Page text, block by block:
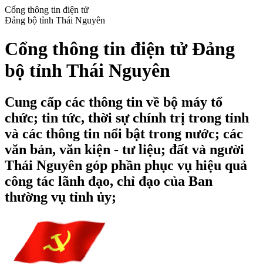
Cổng thông tin điện tử
Đảng bộ tỉnh Thái Nguyên
Cổng thông tin điện tử Đảng
bộ tỉnh Thái Nguyên
Cung cấp các thông tin về bộ máy tổ
chức; tin tức, thời sự chính trị trong tỉnh
và các thông tin nổi bật trong nước; các
văn bản, văn kiện - tư liệu; đất và người
Thái Nguyên góp phần phục vụ hiệu quả
công tác lãnh đạo, chỉ đạo của Ban
thường vụ tỉnh ủy;